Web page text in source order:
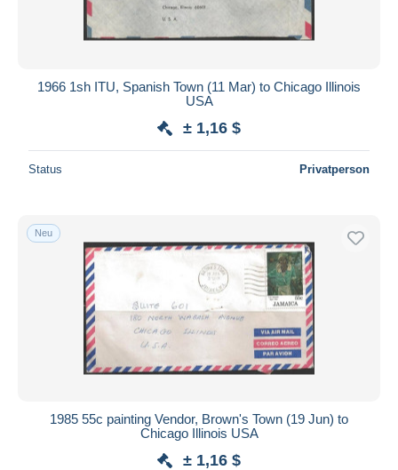
1966 1sh ITU, Spanish Town (11 Mar) to Chicago Illinois
USA
± 1,16 $
Status Privatperson
Neu
1985 55c painting Vendor, Brown's Town (19 Jun) to
Chicago Illinois USA
± 1,16 $